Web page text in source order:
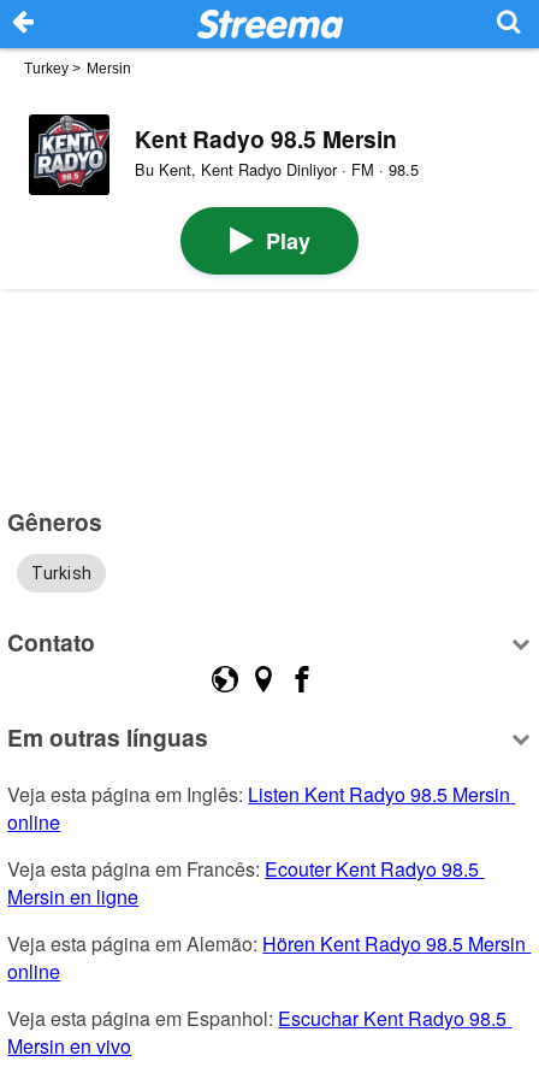
Turkey > Mersin
Kent Radyo 98.5 Mersin
Bu Kent, Kent Radyo Dinliyor · FM · 98.5
Play
Gêneros
Turkish
Contato
Em outras línguas
Veja esta página em Inglês: Listen Kent Radyo 98.5 Mersin
online
Veja esta página em Francês: Ecouter Kent Radyo 98.5
Mersin en ligne
Veja esta página em Alemão: Hören Kent Radyo 98.5 Mersin
online
Veja esta página em Espanhol: Escuchar Kent Radyo 98.5
Mersin en vivo